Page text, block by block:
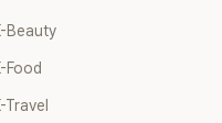
Beauty
Food
Travel